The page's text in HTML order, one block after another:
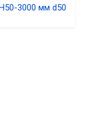
3000 мм d50